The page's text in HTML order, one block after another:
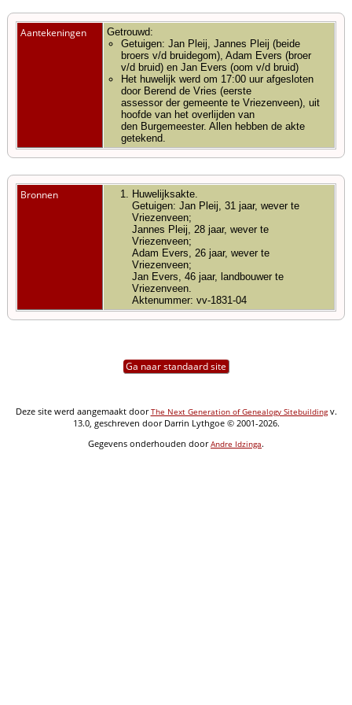
Aantekeningen
Getrouwd:
Getuigen: Jan Pleij, Jannes Pleij (beide
broers v/d bruidegom), Adam Evers (broer
v/d bruid) en Jan Evers (oom v/d bruid)
Het huwelijk werd om 17:00 uur afgesloten
door Berend de Vries (eerste
assessor der gemeente te Vriezenveen), uit
hoofde van het overlijden van
den Burgemeester. Allen hebben de akte
getekend.
Bronnen
Huwelijksakte.
Getuigen: Jan Pleij, 31 jaar, wever te
Vriezenveen;
Jannes Pleij, 28 jaar, wever te
Vriezenveen;
Adam Evers, 26 jaar, wever te
Vriezenveen;
Jan Evers, 46 jaar, landbouwer te
Vriezenveen.
Aktenummer: vv-1831-04
Ga naar standaard site
Deze site werd aangemaakt doorThe Next Generation of Genealogy Sitebuildingv.
13.0, geschreven door Darrin Lythgoe © 2001-2026.
Gegevens onderhouden doorAndre Idzinga.